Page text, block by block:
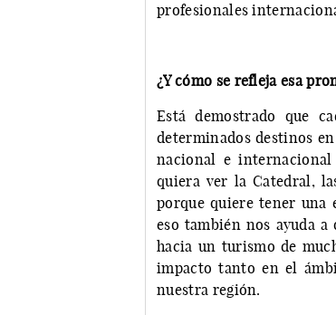
profesionales
¿Y cómo se refleja esa
Está demostrado que
determinados destinos
nacional e
quiera ver la Catedral,
porque quiere tener una
eso también nos ayuda a
hacia un turismo de
impacto tanto en el
nuestra región.